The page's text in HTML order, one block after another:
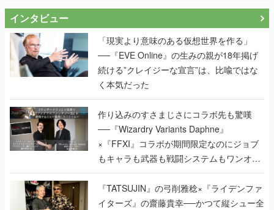
インタビュー
「現実より意味のある仮想世界を作る」
──『EVE Online』の生みの親が18年掲げ
続ける”クレイジーな宣言”は、比喩ではな
く本気だった
作り込みのすさまじさにコラボ先も驚嘆
──『Wizardry Variants Daphne』
×『FFXI』コラボが期間限定なのにジョブ
もキャラも武器も戦闘システムもワンオフ
で作り込まれた理由を両ディレクターに聞
く
『TATSUJIN』の弓削雅稔×『ライデンファ
イターズ』の齋藤貴幸──かつて縦シュー全